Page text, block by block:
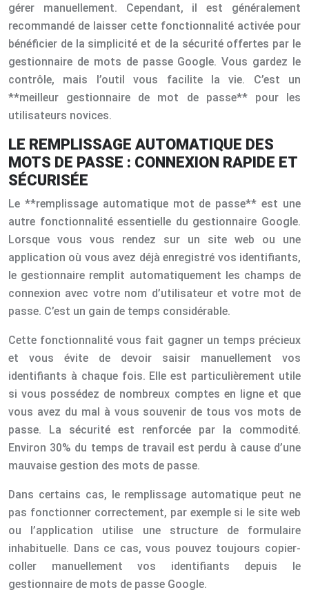
gérer manuellement. Cependant, il est généralement
recommandé de laisser cette fonctionnalité activée pour
bénéficier de la simplicité et de la sécurité offertes par le
gestionnaire de mots de passe Google. Vous gardez le
contrôle, mais l’outil vous facilite la vie. C’est un
**meilleur gestionnaire de mot de passe** pour les
utilisateurs novices.
LE REMPLISSAGE AUTOMATIQUE DES
MOTS DE PASSE : CONNEXION RAPIDE ET
SÉCURISÉE
Le **remplissage automatique mot de passe** est une
autre fonctionnalité essentielle du gestionnaire Google.
Lorsque vous vous rendez sur un site web ou une
application où vous avez déjà enregistré vos identifiants,
le gestionnaire remplit automatiquement les champs de
connexion avec votre nom d’utilisateur et votre mot de
passe. C’est un gain de temps considérable.
Cette fonctionnalité vous fait gagner un temps précieux
et vous évite de devoir saisir manuellement vos
identifiants à chaque fois. Elle est particulièrement utile
si vous possédez de nombreux comptes en ligne et que
vous avez du mal à vous souvenir de tous vos mots de
passe. La sécurité est renforcée par la commodité.
Environ 30% du temps de travail est perdu à cause d’une
mauvaise gestion des mots de passe.
Dans certains cas, le remplissage automatique peut ne
pas fonctionner correctement, par exemple si le site web
ou l’application utilise une structure de formulaire
inhabituelle. Dans ce cas, vous pouvez toujours copier-
coller manuellement vos identifiants depuis le
gestionnaire de mots de passe Google.